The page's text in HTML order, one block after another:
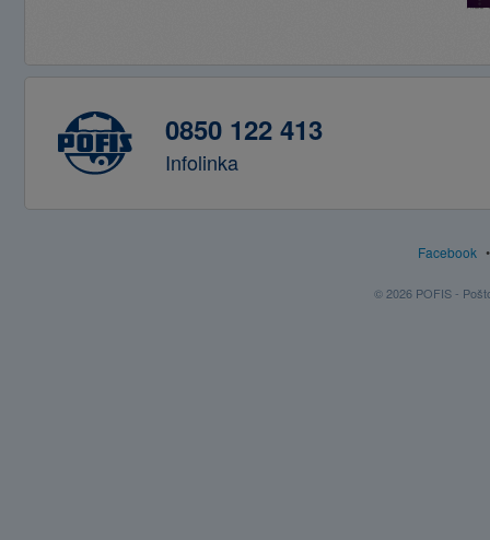
0850 122 413
Infolinka
Facebook
© 2026 POFIS -